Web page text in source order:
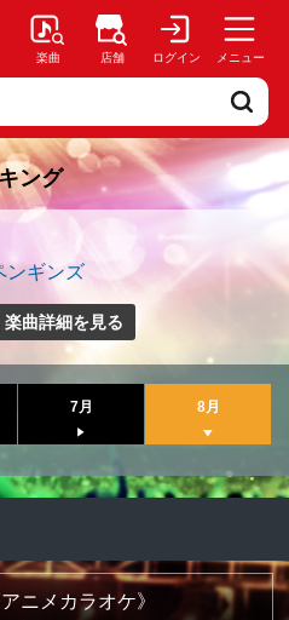
楽曲 店舗 ログイン メニュー
ング
ンギンズ
楽曲詳細を見る
7月 8月
ニメカラオケ》